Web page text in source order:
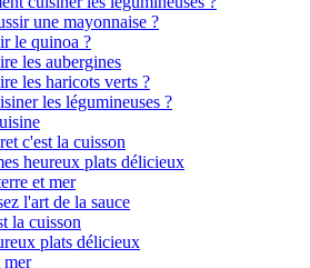
une mayonnaise ?
le quinoa ?
les aubergines
les haricots verts ?
les légumineuses ?
c'est la cuisson
heureux plats délicieux
et mer
l'art de la sauce
la cuisson
plats délicieux
mer